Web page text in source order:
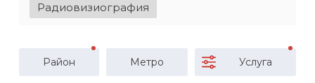
Радиовизиография
Район Метро Услуга